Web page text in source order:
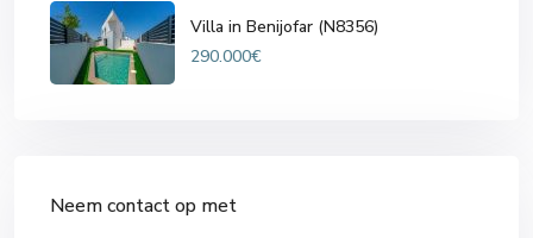
Villa in Benijofar (N8356)
290.000€
Neem contact op met